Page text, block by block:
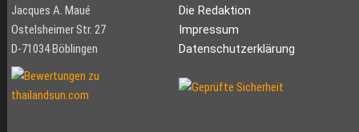
Jacques A. Maué
Ostelsheimer Str. 27
D-71034 Böblingen
Die Redaktion
Impressum
Datenschutzerklärung